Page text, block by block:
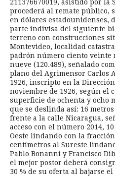
211376670019, asistido por la
procederá al remate público,
en dólares estadounidenses,
parte indivisa del siguiente
terreno con construcciones
Montevideo, localidad
padrón número ciento veinte
nueve (120.489), señalado
plano del Agrimensor Carlos
1926, inscripto en la
noviembre de 1926, según el
superficie de ochenta y ocho
que se deslinda así: 16
frente a la calle Nicaragua,
acceso con el número 2014,
Oeste lindando con la
centímetros al Sureste
Pablo Bonanni y Francisco
el mejor postor deberá
30 % de su oferta al bajarse